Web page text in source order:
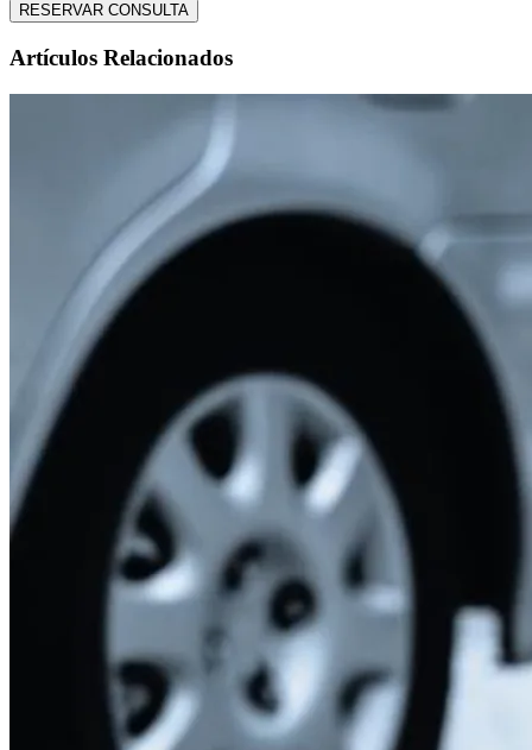
RESERVAR CONSULTA
Artículos Relacionados